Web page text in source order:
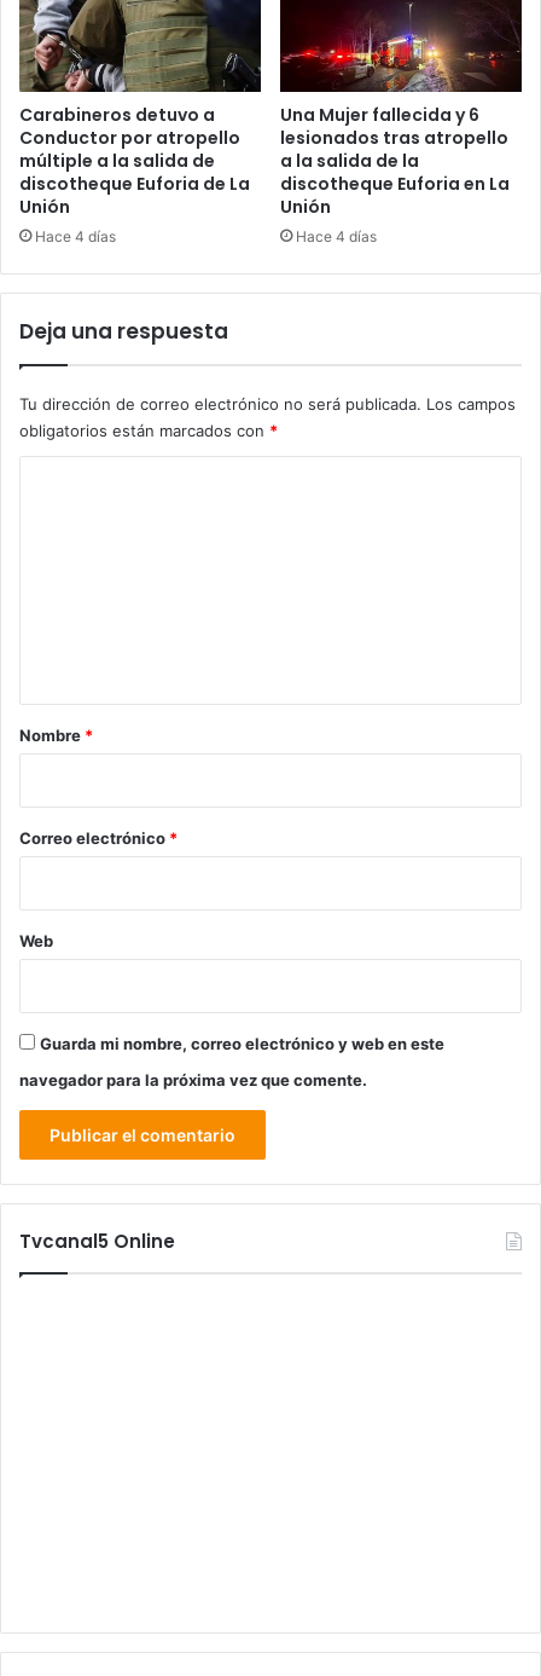
Carabineros detuvo a
Conductor por atropello
múltiple a la salida de
discotheque Euforia de La
Unión
Hace 4 días
Una Mujer fallecida y 6
lesionados tras atropello
a la salida de la
discotheque Euforia en La
Unión
Hace 4 días
Deja una respuesta
Tu dirección de correo electrónico no será publicada. Los campos
obligatorios están marcados con *
r
*
Nombre *
Correo electrónico *
Web
Guarda mi nombre, correo electrónico y web en este
navegador para la próxima vez que comente.
Tvcanal5 Online